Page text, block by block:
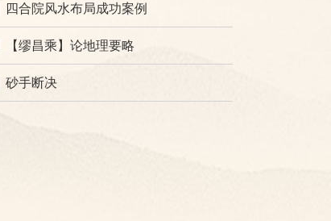
四合院风水布局成功案例
【缪昌乘】论地理要略
砂手断决